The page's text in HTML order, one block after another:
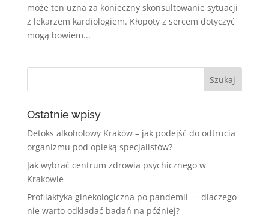
może ten uzna za konieczny skonsultowanie sytuacji
z lekarzem kardiologiem. Kłopoty z sercem dotyczyć
mogą bowiem...
Ostatnie wpisy
Detoks alkoholowy Kraków – jak podejść do odtrucia
organizmu pod opieką specjalistów?
Jak wybrać centrum zdrowia psychicznego w
Krakowie
Profilaktyka ginekologiczna po pandemii — dlaczego
nie warto odkładać badań na później?